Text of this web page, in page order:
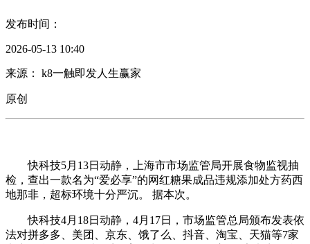
发布时间：
2026-05-13 10:40
来源： k8一触即发人生赢家
原创
快科技5月13日动静，上海市市场监管局开展食物监视抽
检，查出一款名为“爱必享”的网红糖果成品违规添加处方药西
地那非，超标环境十分严沉。 据本次。
快科技4月18日动静，4月17日，市场监管总局颁布发表依
法对拼多多、美团、京东、饿了么、抖音、淘宝、天猫等7家